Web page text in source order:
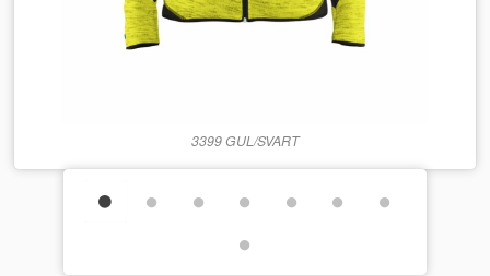
3399 GUL/SVART